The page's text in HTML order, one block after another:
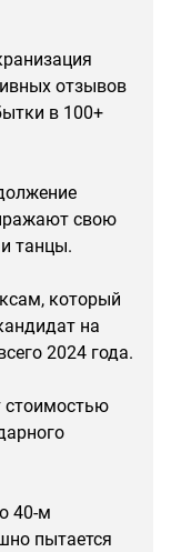
отзывов
в 100+
свою
танцы.
который
на
2024 года.
стоимостью
40-м
пытается